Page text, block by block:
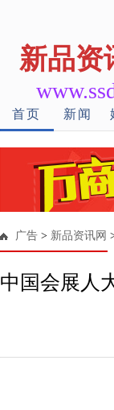
新品资
首页 新闻
广告 > 新品资讯网
中国会展人